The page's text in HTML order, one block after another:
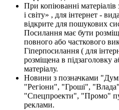
При копіюванні
і світу» , для інтернет -
відкрите для пошукових
Посилання має бути
повного або часткового
Гіперпосилання ( для
розміщена в підзаголовку
матеріалу.
Новини з позначками
"Регіони", "Гроші",
"Спецпроекти", "Промо"
реклами.